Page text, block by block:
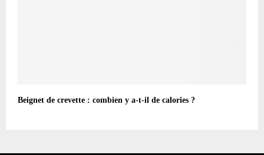
Beignet de crevette : combien y a-t-il de calories ?